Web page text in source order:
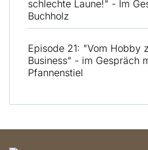
schlechte Laune!" - Im
Buchholz
Episode 21: "Vom Hobby
Business" - im Gespräch
Pfannenstiel